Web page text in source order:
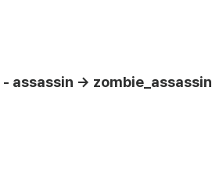
assassin -> zombie_assassin